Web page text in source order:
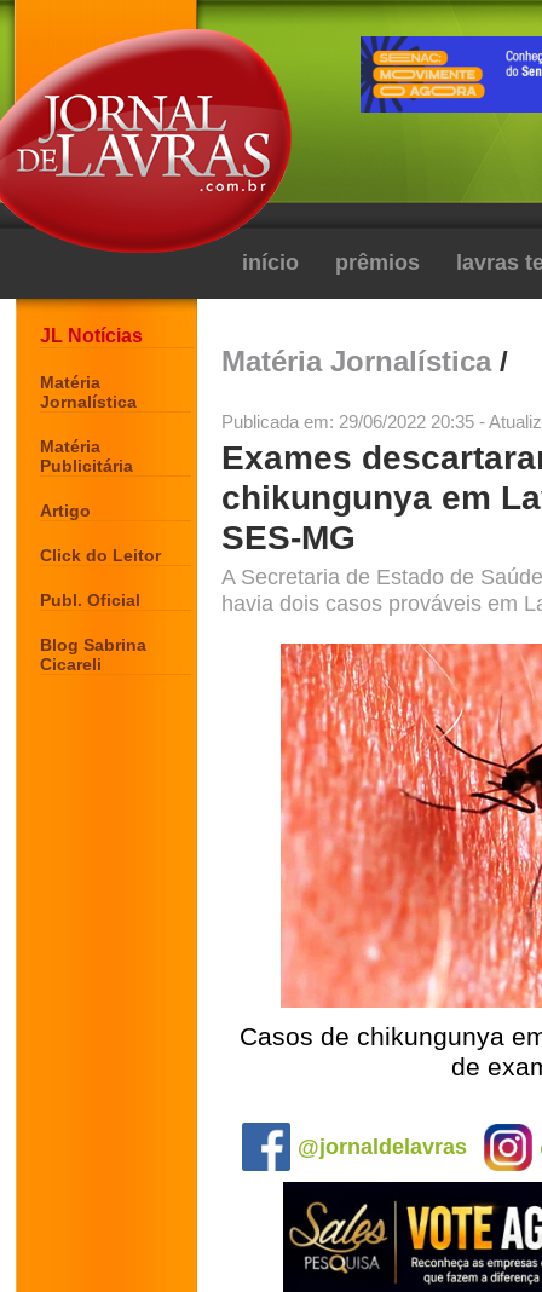
início prêmios lavras
JL Notícias
Matéria
Jornalística
Matéria
Publicitária
Artigo
Click do Leitor
Publ. Oficial
Blog Sabrina
Cicareli
Matéria Jornalística/
Publicada em: 29/06/2022 20:35 -
Exames
chikungunya em
SES-MG
A Secretaria de Estado de
havia dois casos prováveis em
Casos de chikungunya
de
@jornaldelavras